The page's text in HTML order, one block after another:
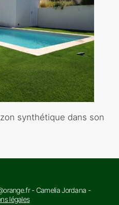
synthétique dans son
- Camelia Jordana -
légales